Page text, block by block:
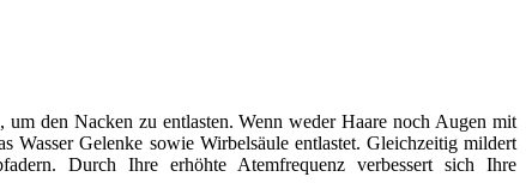
den Nacken zu entlasten. Wenn weder Haare noch Augen mit
Wasser Gelenke sowie Wirbelsäule entlastet. Gleichzeitig mildert
Durch Ihre erhöhte Atemfrequenz verbessert sich Ihre